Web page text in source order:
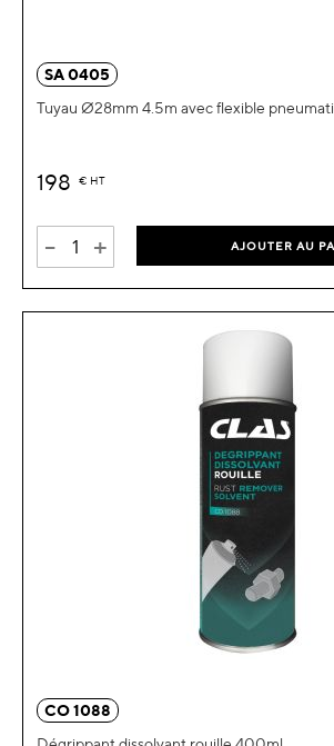
SA 0405
Tuyau Ø28mm 4.5m avec flexible
198 € HT
- + AJOUTER AU
CO 1088